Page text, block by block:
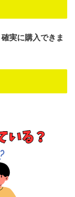
確実に購入できま